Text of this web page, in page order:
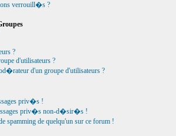
verrouill�s ?
?
d'utilisateurs ?
d'un groupe d'utilisateurs ?
priv�s !
priv�s non-d�sir�s !
spamming de quelqu'un sur ce forum !